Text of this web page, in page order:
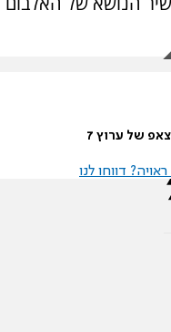
של ערוץ 7
דווחו לנו